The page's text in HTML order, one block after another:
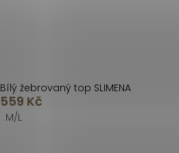
Bílý žebrovaný top SLIMENA
559 Kč
M/L